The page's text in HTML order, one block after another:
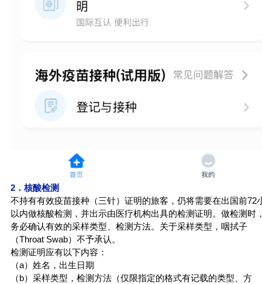
2．核酸检测
不持有有效疫苗接种（三针）证明的旅客，仍将需要在出国前72
以内做核酸检测，并出示由医疗机构出具的检测证明。做检测时
务必确认有效的采样类型、检测方法。关于采样类型，咽拭子
（Throat Swab）不予承认。
检测证明应有以下内容：
（a）姓名，出生日期
（b）采样类型，检测方法（仅限指定的格式有记载的类型、方